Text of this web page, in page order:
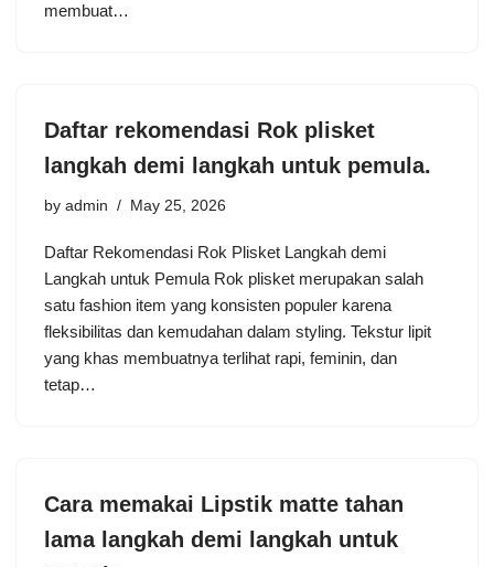
membuat…
Daftar rekomendasi Rok plisket
langkah demi langkah untuk pemula.
by admin May 25, 2026
Daftar Rekomendasi Rok Plisket Langkah demi
Langkah untuk Pemula Rok plisket merupakan salah
satu fashion item yang konsisten populer karena
fleksibilitas dan kemudahan dalam styling. Tekstur lipit
yang khas membuatnya terlihat rapi, feminin, dan
tetap…
Cara memakai Lipstik matte tahan
lama langkah demi langkah untuk